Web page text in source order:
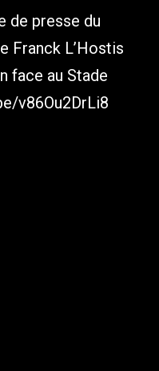
de presse du
Franck L’Hostis
face au Stade
v86Ou2DrLi8